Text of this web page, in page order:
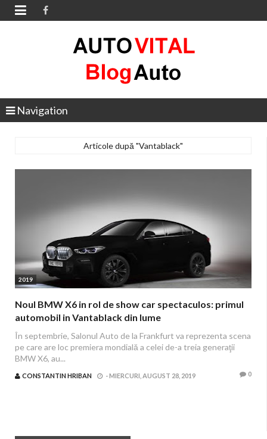

Navigation
Articole după "Vantablack"
2019
Noul BMW X6 in rol de show car spectaculos: primul
automobil in Vantablack din lume
În septembrie, Salonul Auto de la Frankfurt va reprezenta scena
pe care are loc premiera mondială a celei de-a treia generaţii
BMW X6, au...
CONSTANTIN HRIBAN -MIERCURI, AUGUST 28, 2019 0